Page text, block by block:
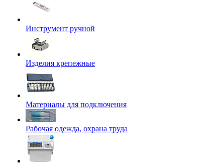
Инструмент ручной
Изделия крепежные
Материалы для подключения
Рабочая одежда, охрана труда